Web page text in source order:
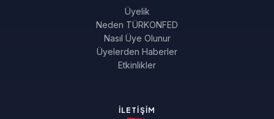
Üyelik
Neden TÜRKONFED
Nasıl Üye Olunur
Üyelerden Haberler
Etkinlikler
İLETIŞIM